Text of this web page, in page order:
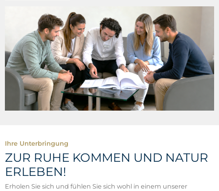
Ihre Unterbringung
ZUR RUHE KOMMEN UND NATUR
ERLEBEN!
Erholen Sie sich und fühlen Sie sich wohl in einem unserer